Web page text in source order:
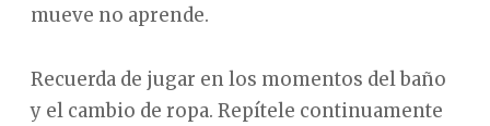
mueve no aprende.
Recuerda de jugar en los momentos del baño
y el cambio de ropa. Repítele continuamente